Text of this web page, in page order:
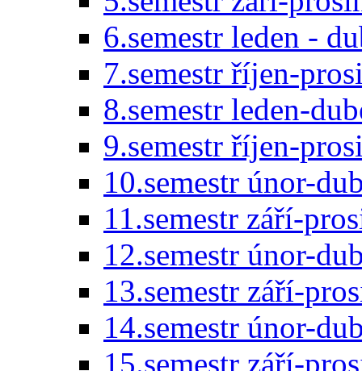
6.semestr leden -
7.semestr říjen-
8.semestr leden-
9.semestr říjen-
10.semestr únor-
11.semestr září-
12.semestr únor-
13.semestr září-
14.semestr únor-
15.semestr září-